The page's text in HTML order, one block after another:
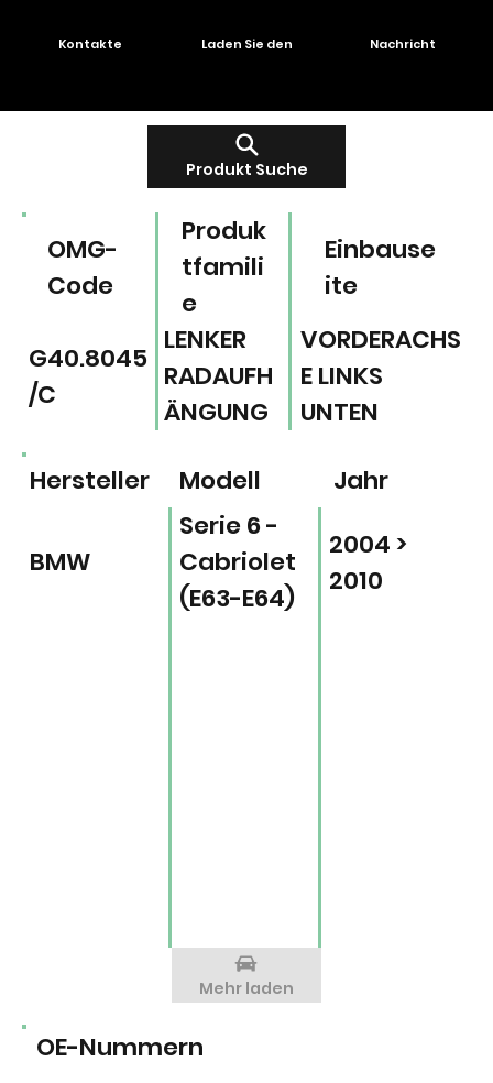
Produkt Suche
Kontakte Laden Sie den Nachricht
Einbause
ite
Produk
tfamili
e
OMG-
Code
VORDERACHS
E LINKS
UNTEN
LENKER
RADAUFH
ÄNGUNG
G40.8045
/C
OE-Nummern
Modell Jahr
Hersteller
BMW
Serie 6 -
Cabriolet
(E63-E64)
2004 >
2010
Mehr laden